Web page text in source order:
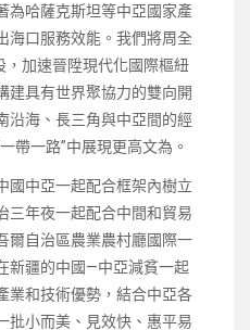
為哈薩克斯坦等中亞國家產
海口服務效能。我們將周全
加速晉陞現代化國際樞紐
建具有世界聚協力的雙向開
沿海、長三角與中亞間的經
帶一路”中展現更高文為。
國中亞一起配合框架內樹立
三年夜一起配合中間和貿易
爾自治區農業農村廳國際一
新疆的中國—中亞減貧一起
業和技術優勢，結合中亞各
批小而美、見效快、惠平易